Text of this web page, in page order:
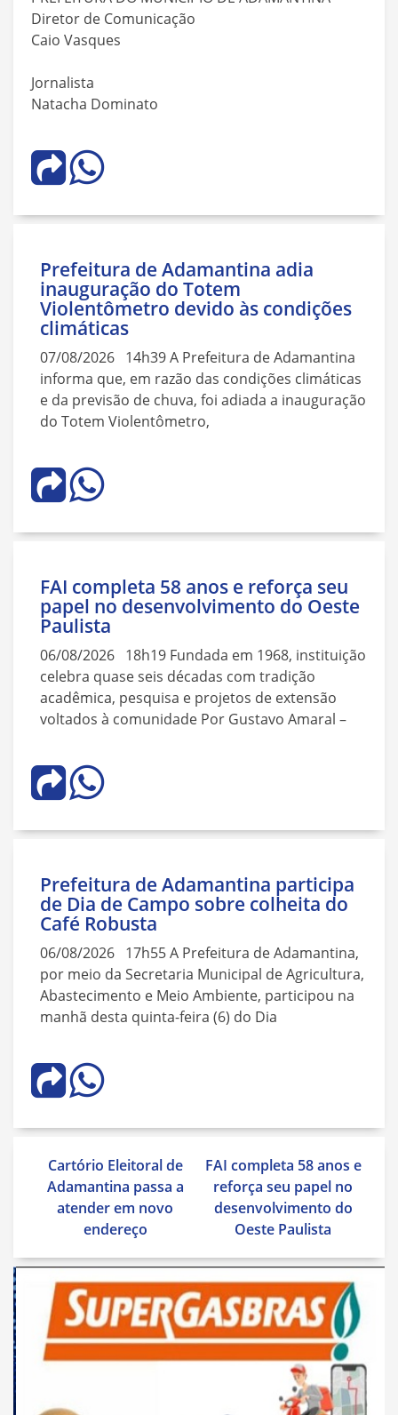
Diretor de Comunicação
Caio Vasques
Jornalista
Natacha Dominato
Prefeitura de Adamantina adia
inauguração do Totem
Violentômetro devido às condições
climáticas
07/08/2026 14h39 A Prefeitura de Adamantina
informa que, em razão das condições climáticas
e da previsão de chuva, foi adiada a inauguração
do Totem Violentômetro,
FAI completa 58 anos e reforça seu
papel no desenvolvimento do Oeste
Paulista
06/08/2026 18h19 Fundada em 1968, instituição
celebra quase seis décadas com tradição
acadêmica, pesquisa e projetos de extensão
voltados à comunidade Por Gustavo Amaral –
Prefeitura de Adamantina participa
de Dia de Campo sobre colheita do
Café Robusta
06/08/2026 17h55 A Prefeitura de Adamantina,
por meio da Secretaria Municipal de Agricultura,
Abastecimento e Meio Ambiente, participou na
manhã desta quinta-feira (6) do Dia
Navegação
Post
Cartório Eleitoral de
Adamantina passa a
atender em novo
endereço
FAI completa 58 anos e
reforça seu papel no
desenvolvimento do
Oeste Paulista